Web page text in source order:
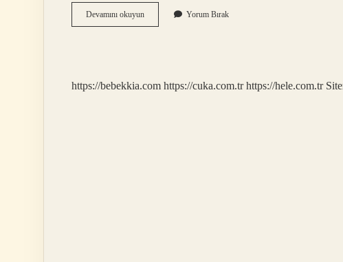
Devamını okuyunGözü
Gitmek
Yorum Bırak
https://bebekkia.com https://cuka.com.tr https://hele.com.tr